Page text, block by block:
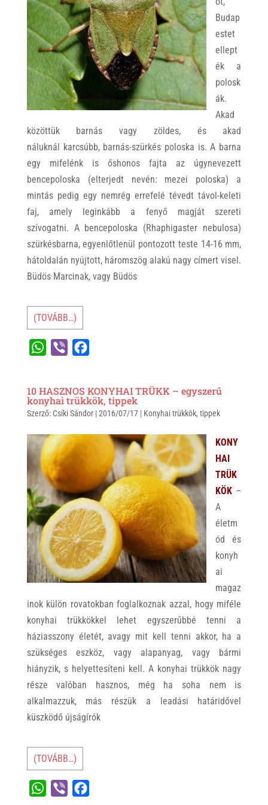
Budap
estet
ellept
ék a
polosk
ák.
Akad
közöttük barnás vagy zöldes, és akad
náluknál karcsúbb, barnás-szürkés poloska is. A barna
egy mifelénk is őshonos fajta az úgynevezett
bencepoloska (elterjedt nevén: mezei poloska) a
mintás pedig egy nemrég errefelé tévedt távol-keleti
faj, amely leginkább a fenyő magját szereti
szívogatni. A bencepoloska (Rhaphigaster nebulosa)
szürkésbarna, egyenlőtlenül pontozott teste 14-16 mm,
hátoldalán nyújtott, háromszög alakú nagy címert visel.
Büdös Marcinak, vagy Büdös
(TOVÁBB…)
t
s
p
e
r
e
b
10 HASZNOS KONYHAI TRÜKK – egyszerű
konyhai trükkök, tippek
Szerző: Csíki Sándor|2016/07/17| Konyhai trükkök, tippek
KONY
HAI
TRÜK
KÖK –
A
életm
ód és
konyh
ai
magaz
inok külön rovatokban foglalkoznak azzal, hogy miféle
konyhai trükkökkel lehet egyszerűbbé tenni a
háziasszony életét, avagy mit kell tenni akkor, ha a
szükséges eszköz, vagy alapanyag, vagy bármi
hiányzik, s helyettesíteni kell. A konyhai trükkök nagy
része valóban hasznos, még ha soha nem is
alkalmazzuk, más részük a leadási határidővel
küszködő újságírók
(TOVÁBB…)